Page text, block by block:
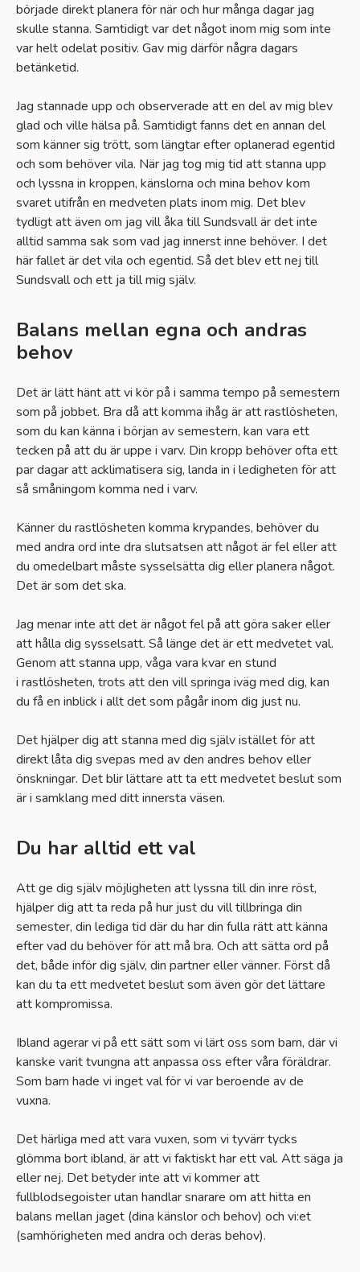
började direkt planera för när och hur många dagar jag
skulle stanna. Samtidigt var det något inom mig som inte
var helt odelat positiv. Gav mig därför några dagars
betänketid.
Jag stannade upp och observerade att en del av mig blev
glad och ville hälsa på. Samtidigt fanns det en annan del
som känner sig trött, som längtar efter oplanerad egentid
och som behöver vila. När jag tog mig tid att stanna upp
och lyssna in kroppen, känslorna och mina behov kom
svaret utifrån en medveten plats inom mig. Det blev
tydligt att även om jag vill åka till Sundsvall är det inte
alltid samma sak som vad jag innerst inne behöver. I det
här fallet är det vila och egentid. Så det blev ett nej till
Sundsvall och ett ja till mig själv.
Balans mellan egna och andras
behov
Det är lätt hänt att vi kör på i samma tempo på semestern
som på jobbet. Bra då att komma ihåg är att rastlösheten,
som du kan känna i början av semestern, kan vara ett
tecken på att du är uppe i varv. Din kropp behöver ofta ett
par dagar att acklimatisera sig, landa in i ledigheten för att
så småningom komma ned i varv.
Känner du rastlösheten komma krypandes, behöver du
med andra ord inte dra slutsatsen att något är fel eller att
du omedelbart måste sysselsätta dig eller planera något.
Det är som det ska.
Jag menar inte att det är något fel på att göra saker eller
att hålla dig sysselsatt. Så länge det är ett medvetet val.
Genom att stanna upp, våga vara kvar en stund
i rastlösheten, trots att den vill springa iväg med dig, kan
du få en inblick i allt det som pågår inom dig just nu.
Det hjälper dig att stanna med dig själv istället för att
direkt låta dig svepas med av den andres behov eller
önskningar. Det blir lättare att ta ett medvetet beslut som
är i samklang med ditt innersta väsen.
Du har alltid ett val
Att ge dig själv möjligheten att lyssna till din inre röst,
hjälper dig att ta reda på hur just du vill tillbringa din
semester, din lediga tid där du har din fulla rätt att känna
efter vad du behöver för att må bra. Och att sätta ord på
det, både inför dig själv, din partner eller vänner. Först då
kan du ta ett medvetet beslut som även gör det lättare
att kompromissa.
Ibland agerar vi på ett sätt som vi lärt oss som barn, där vi
kanske varit tvungna att anpassa oss efter våra föräldrar.
Som barn hade vi inget val för vi var beroende av de
vuxna.
Det härliga med att vara vuxen, som vi tyvärr tycks
glömma bort ibland, är att vi faktiskt har ett val. Att säga ja
eller nej. Det betyder inte att vi kommer att
fullblodsegoister utan handlar snarare om att hitta en
balans mellan jaget (dina känslor och behov) och vi:et
(samhörigheten med andra och deras behov).